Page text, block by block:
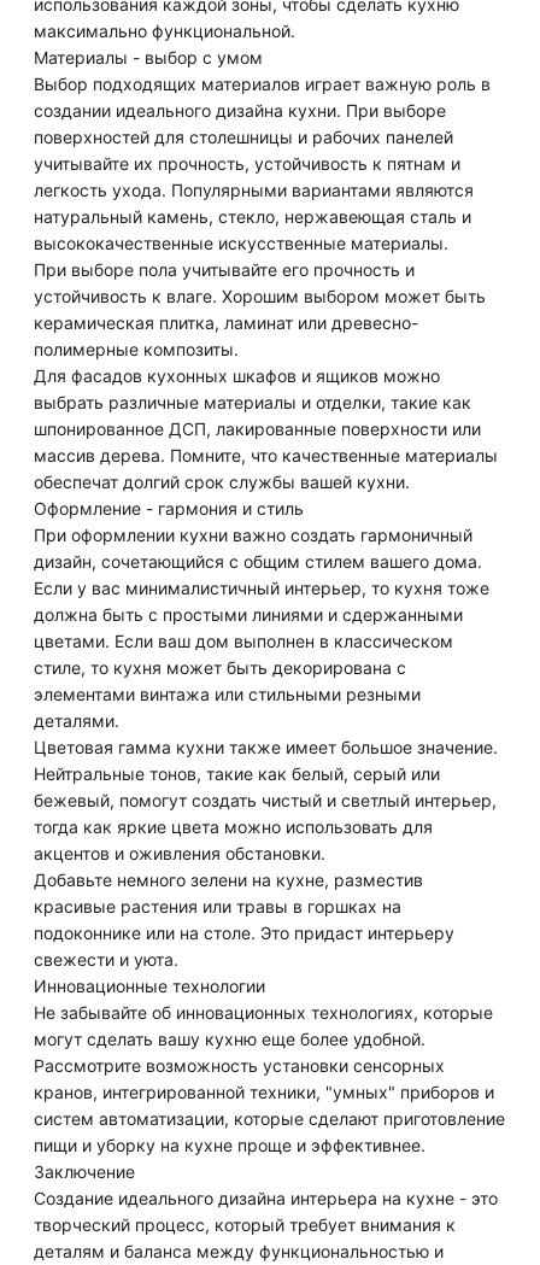
максимально функциональной.
Материалы - выбор с умом
Выбор подходящих материалов играет важную роль в
создании идеального дизайна кухни. При выборе
поверхностей для столешницы и рабочих панелей
учитывайте их прочность, устойчивость к пятнам и
легкость ухода. Популярными вариантами являются
натуральный камень, стекло, нержавеющая сталь и
высококачественные искусственные материалы.
При выборе пола учитывайте его прочность и
устойчивость к влаге. Хорошим выбором может быть
керамическая плитка, ламинат или древесно-
полимерные композиты.
Для фасадов кухонных шкафов и ящиков можно
выбрать различные материалы и отделки, такие как
шпонированное ДСП, лакированные поверхности или
массив дерева. Помните, что качественные материалы
обеспечат долгий срок службы вашей кухни.
Оформление - гармония и стиль
При оформлении кухни важно создать гармоничный
дизайн, сочетающийся с общим стилем вашего дома.
Если у вас минималистичный интерьер, то кухня тоже
должна быть с простыми линиями и сдержанными
цветами. Если ваш дом выполнен в классическом
стиле, то кухня может быть декорирована с
элементами винтажа или стильными резными
деталями.
Цветовая гамма кухни также имеет большое значение.
Нейтральные тонов, такие как белый, серый или
бежевый, помогут создать чистый и светлый интерьер,
тогда как яркие цвета можно использовать для
акцентов и оживления обстановки.
Добавьте немного зелени на кухне, разместив
красивые растения или травы в горшках на
подоконнике или на столе. Это придаст интерьеру
свежести и уюта.
Инновационные технологии
Не забывайте об инновационных технологиях, которые
могут сделать вашу кухню еще более удобной.
Рассмотрите возможность установки сенсорных
кранов, интегрированной техники, "умных" приборов и
систем автоматизации, которые сделают приготовление
пищи и уборку на кухне проще и эффективнее.
Заключение
Создание идеального дизайна интерьера на кухне - это
творческий процесс, который требует внимания к
деталям и баланса между функциональностью и